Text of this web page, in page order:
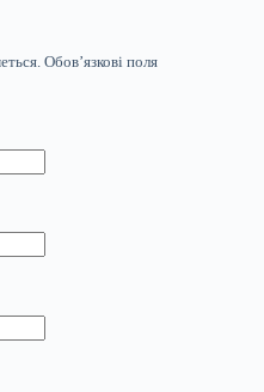
Обов’язкові поля